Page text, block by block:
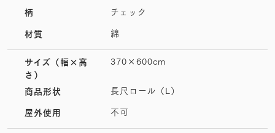
柄 チェック
材質 綿
サイズ （幅×高
さ）
370×600cm
商品形状 長尺ロール（L）
屋外使用 不可